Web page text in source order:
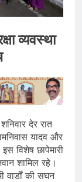
व्यवस्था
देर रात
यादव और
विशेष छापेमारी
शामिल रहे।
की सघन